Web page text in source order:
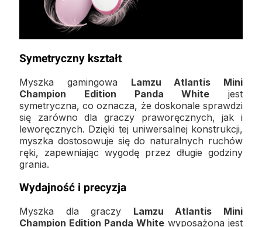
Symetryczny kształt
Myszka gamingowa Lamzu Atlantis Mini
Champion Edition Panda White jest
symetryczna, co oznacza, że doskonale sprawdzi
się zarówno dla graczy praworęcznych, jak i
leworęcznych. Dzięki tej uniwersalnej konstrukcji,
myszka dostosowuje się do naturalnych ruchów
ręki, zapewniając wygodę przez długie godziny
grania.
Wydajność i precyzja
Myszka dla graczy Lamzu Atlantis Mini
Champion Edition Panda White wyposażona jest